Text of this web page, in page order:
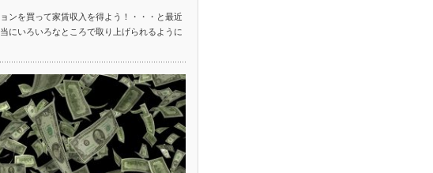
ンを買って家賃収入を得よう！・・・と最近
にいろいろなところで取り上げられるように